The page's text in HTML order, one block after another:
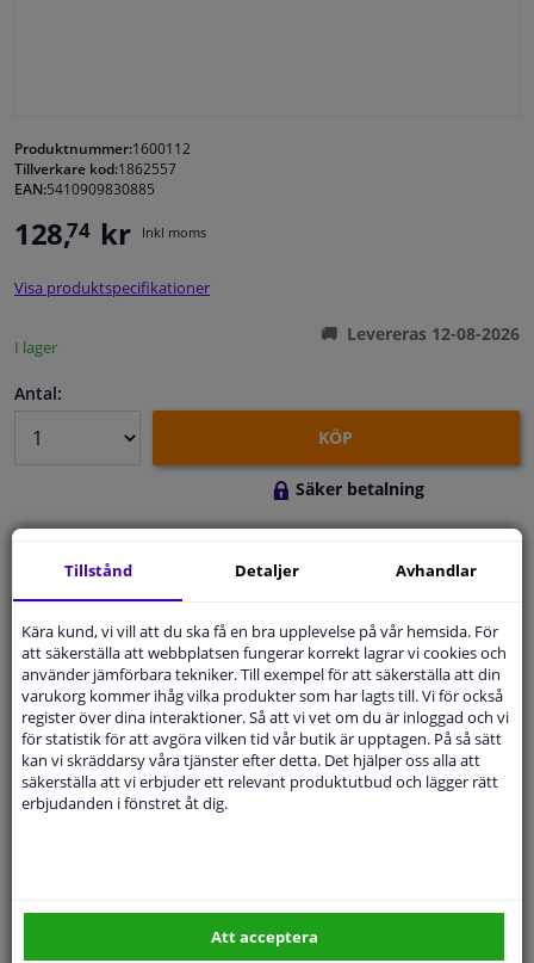
Bilvård & Tillbehör
Verkstad & Verktyg
Husbil, motorcykel, cykel & båt
Sensorer & Elsystem
Produktnummer:1600112
Tillverkare kod:1862557
EAN:5410909830885
128,74 kr Inkl moms
Visa produktspecifikationer
I lager
Levereras 12-08-2026
Antal:
KÖP
Säker betalning
Leverans inom 5 dagar
ExpertKundservice
Kundservice:Inte Tillgänglig Via Telefon
Ställ din fråga hos våra produktspecialister.
Frågor Och Svar
Fyll i ditt registreringsnummereller
Tillstånd Detaljer Avhandlar
Kära kund, vi vill att du ska få en bra upplevelse på vår hemsida. För
att säkerställa att webbplatsen fungerar korrekt lagrar vi cookies och
använder jämförbara tekniker. Till exempel för att säkerställa att din
varukorg kommer ihåg vilka produkter som har lagts till. Vi för också
register över dina interaktioner. Så att vi vet om du är inloggad och vi
för statistik för att avgöra vilken tid vår butik är upptagen. På så sätt
kan vi skräddarsy våra tjänster efter detta. Det hjälper oss alla att
säkerställa att vi erbjuder ett relevant produktutbud och lägger rätt
erbjudanden i fönstret åt dig.
Att acceptera